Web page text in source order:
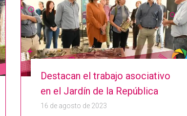
Destacan el trabajo asociativo
en el Jardín de la República
16 de agosto de 2023